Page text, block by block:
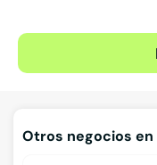
Otros negocios en